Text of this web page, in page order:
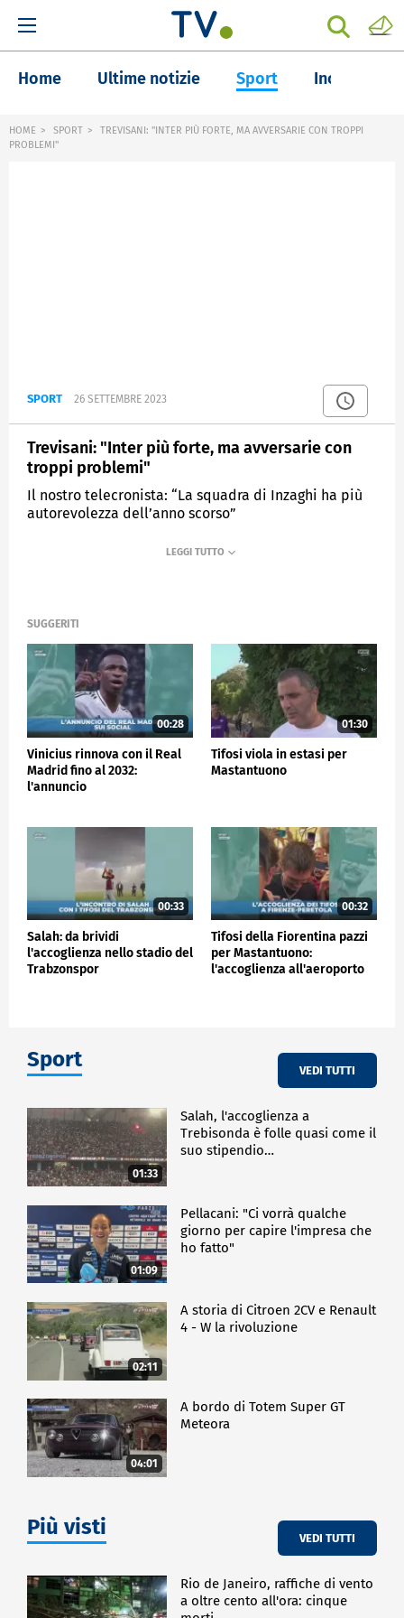
Home Ultime notizie Sport Inchieste
HOME SPORT
TREVISANI: "INTER PIÙ FORTE, MA AVVERSARIE CON TROPPI
PROBLEMI"
SPORT 26 SETTEMBRE 2023
Trevisani: "Inter più forte, ma avversarie con
troppi problemi"
Il nostro telecronista: “La squadra di Inzaghi ha più
autorevolezza dell’anno scorso”
SPORTMEDIASET
SUGGERITI
00:28
Vinicius rinnova con il Real
Madrid fino al 2032:
l'annuncio
01:30
Tifosi viola in estasi per
Mastantuono
00:33
Salah: da brividi
l'accoglienza nello stadio del
Trabzonspor
00:32
Tifosi della Fiorentina pazzi
per Mastantuono:
l'accoglienza all'aeroporto
Sport VEDI TUTTI
01:33
Salah, l'accoglienza a
Trebisonda è folle quasi come il
suo stipendio…
01:09
Pellacani: "Ci vorrà qualche
giorno per capire l'impresa che
ho fatto"
02:11
A storia di Citroen 2CV e Renault
4 - W la rivoluzione
04:01
A bordo di Totem Super GT
Meteora
Più visti VEDI TUTTI
Rio de Janeiro, raffiche di vento
a oltre cento all'ora: cinque